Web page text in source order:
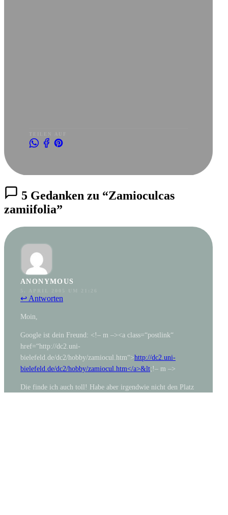
5 Gedanken zu “Zamioculcas
zamiifolia”
ANONYMOUS
↩ Antworten
Moin,
Google ist dein Freund: <!– m –><a class=“postlink“
href=“http://dc2.uni-
bielefeld.de/dc2/hobby/zamiocul.htm“>http://dc2.uni-
bielefeld.de/dc2/hobby/zamiocul.htm</a>&lt;!– m –>
Die finde ich auch toll! Habe aber irgendwie nicht den Platz